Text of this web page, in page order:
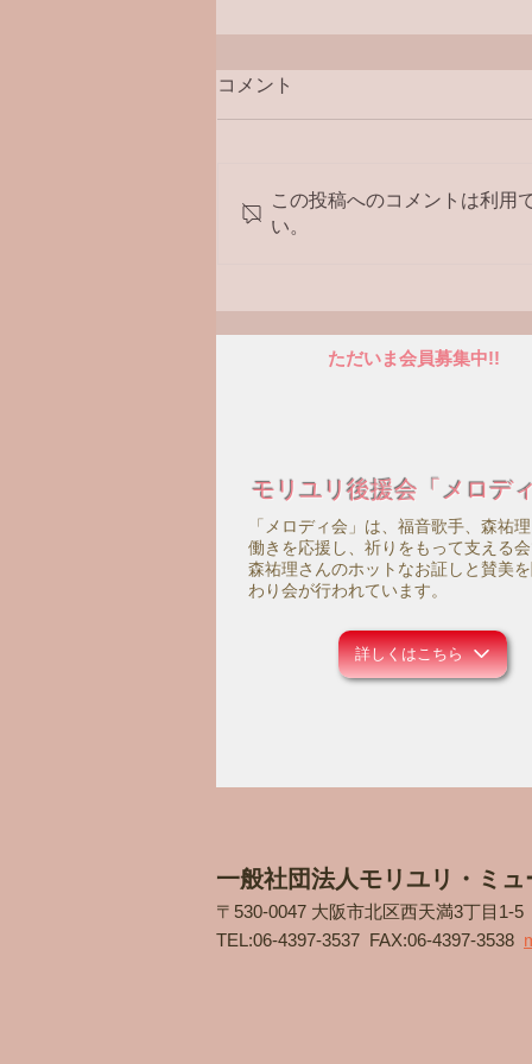
コメント
この投稿へのコメントは利用
い。
ただいま会員募集中!!
モリユリ後援会「メロデ
「メロディ会」は、福音歌手、森祐
働きを応援し、祈りをもって支える
森祐理さんのホットなお証しと賛美
わり会が行われています。
詳しくはこちら
一般社団法人モリユリ・ミ
〒530-0047 大阪市北区西天満3丁目
TEL:06-4397-3537 FAX:06-4397-3538